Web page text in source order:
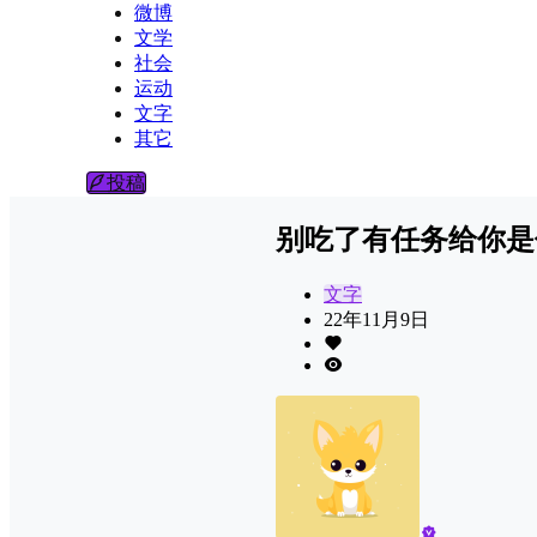
微博
文学
社会
运动
文字
其它
投稿
别吃了有任务给你
文字
22年11月9日